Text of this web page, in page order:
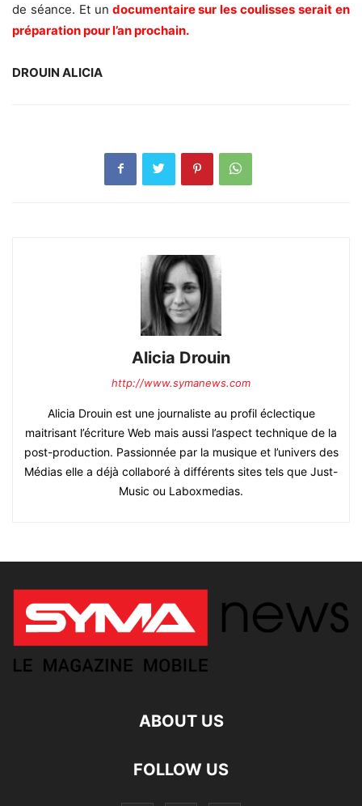
de séance. Et un documentaire sur les coulisses serait en
préparation pour l’an prochain.
DROUIN ALICIA
Alicia Drouin
http://www.symanews.com
Alicia Drouin est une journaliste au profil éclectique
maitrisant l’écriture Web mais aussi l’aspect technique de la
post-production. Passionnée par la musique et l’univers des
Médias elle a déjà collaboré à différents sites tels que Just-
Music ou Laboxmedias.
ABOUT US
FOLLOW US